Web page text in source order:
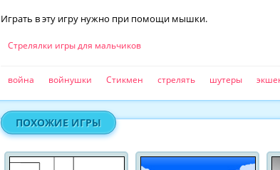
Играть в эту игру нужно при помощи мышки.
Стрелялки игры для мальчиков
война войнушки Стикмен стрелять шутеры
ПОХОЖИЕ ИГРЫ